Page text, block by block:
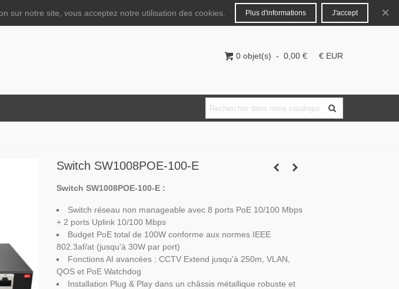
Français Connecter
0 objet(s) - 0,00 € € EUR
Switch SW1008POE-100-E
Switch SW1008POE-100-E :
Switch réseau non manageable avec 8 ports PoE 10/100 Mbps
+ 2 ports Uplink 10/100 Mbps
Budget PoE total de 100W conforme aux normes IEEE
802.3af/at (jusqu'à 30W par port)
Fonctions AI avancées : CCTV Extend jusqu'à 250m, VLAN,
QOS et PoE Watchdog
Installation Plug & Play dans un châssis métallique robuste et
sur notre site, vous acceptez notre utilisation des cookies. Plus d'informations J'accept ×